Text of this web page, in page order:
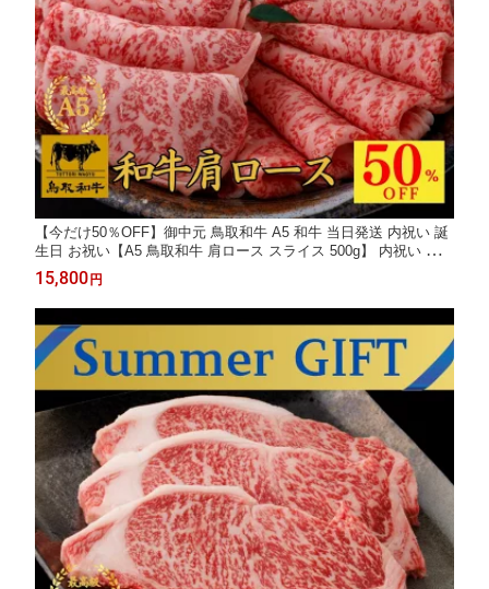
【今だけ50％OFF】御中元 鳥取和牛 A5 和牛 当日発送 内祝い 誕
生日 お祝い【A5 鳥取和牛 肩ロース スライス 500g】 内祝い ギフ
ト お肉 和牛 すき焼き お祝い 牛肉 しゃぶしゃぶ すきやき プレ
ゼント 贈答品 ギフト 肉 プレゼント 御祝い
15,800円